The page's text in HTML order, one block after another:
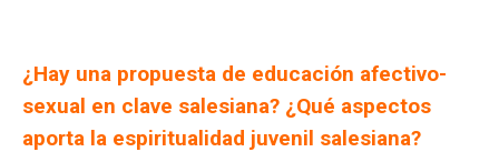
¿Hay una propuesta de educación afectivo-
sexual en clave salesiana? ¿Qué aspectos
aporta la espiritualidad juvenil salesiana?